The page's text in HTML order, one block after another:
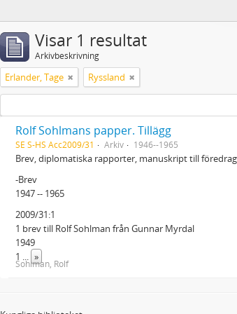
Visar 1 resultat
Arkivbeskrivning
Erlander, Tage Ryssland
Rolf Sohlmans papper. Tillägg
SE S-HS Acc2009/31 Arkiv 1946--1965
Brev, diplomatiska rapporter, manuskript till
-Brev
1947 -- 1965
2009/31:1
1 brev till Rolf Sohlman från Gunnar Myrdal
1949
1 ... »
Sohlman, Rolf